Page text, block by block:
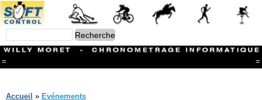
= =
Branches
Accueil » Evénements